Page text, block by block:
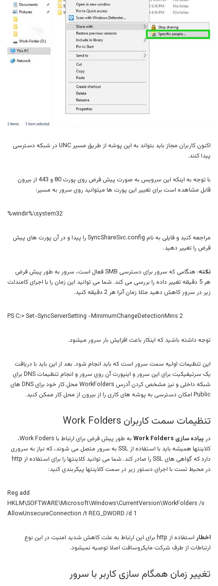
اکنون کاربران مجاز باید بتواند به این پوشه از طریق مسیر UNC در شبکه دسترسی
پیدا کنند.
با توجه به اینکه این سرویس به صورت پیش فرض روی پورت 80 و 443 از بیرون
قابل مشاهده است برای تغییر این پورت ها میتوانید روی سرور به مسیر:
%windir%\system32
مراجعه کنید و فایلی به نام SyncShareSvc.config را پیدا و در آن پورت های پیش
فرض را تغییر دهید.
نکته
: هنگامی که سرور برای دسترسی SMB فعال است، سرور به طور پیش فرض
هر 5 دقیقه تغییر داده را بررسی می کند. شما می توانید این زمان را با اجرای کامندلت
زیر در سرور کاهش دهید مثلا زمان آنرا هر 2 دقیقه کنید.
PS C:> Set-SyncServerSetting -MinimumChangeDetectionMins 2
توجه داشته باشید که اینکار باعث افزایش بار سرور میشود.
این تنظیمات اولیه سمت سرور است که باید انجام شود. بعد از این باید با دریافت
یک سرتیفیکیت برای این سرور و اینپورت آن روی سرور و انجام تنظیمات DNS برای
شبکه داخلی و نیز مشخص کردن آدرس WorkFolders محل کار خود برای DNS های
Public امکان دسترسی به پوشه های کاری را از بیرون از محل کار ممکن کنید.
تنظیمات سمت کاربران Work Folders
در پیاده سازی Work Folders
به طور پیش فرض برای ارتباط با Work Foders،
کلاینتها همیشه باید با استفاده از SSL به سرور متصل می شوند، که نیاز به سروری
دارد که گواهی های SSL را صادر کند. شما می توانید کلاینتها را برای استفاده از http
در محیط تست با اجرای دستور زیر در سمت کلاینتها پیکربندی کنید:
Reg add
HKLM\SOFTWARE\Microsoft\Windows\CurrentVersion\WorkFolders /v
AllowUnsecureConnection /t REG_DWORD /d 1
اخطار
استفاده از http برای این ارتباط به علت کاهش شدید امنیت در این نوع
ارتباطات از طرف شرکت مایکروسافت اصلا توصیه نمیشود.
تغییر زمان همگام سازی کاربر با سرور